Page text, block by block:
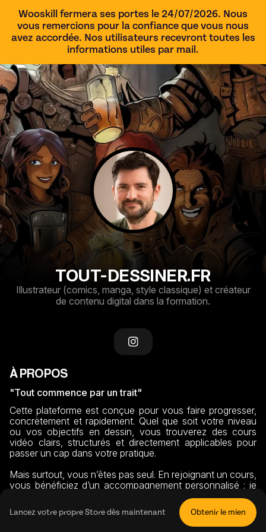
Wooskill fermera ses portes le 24/07/2026. Nous
vous remercions pour la confiance que vous nous
avez accordée. Nos utilisateurs recevront toutes les
informations utiles par mail.
TOUT-DESSINER.FR
Illustrateur (comics, manga, style classique) et créateur
de contenu digital dans la formation.
À PROPOS
"Tout commence par un trait"
Cette plateforme est conçue pour vous faire progresser,
concrètement et rapidement. Quel que soit votre niveau
ou vos objectifs en dessin, vous trouverez des cours
vidéo clairs, structurés et directement applicables pour
passer un cap dans votre pratique.
Mais surtout, vous n’êtes pas seul. En rejoignant un cours,
vous bénéficiez d’un accompagnement personnalisé : je
vous guide, je réponds à vos questions et je vous donne
des retours précis sur vos dessins pour vous aider à vous
améliorer en continu.
Lancez votre propre Store dès maintenant Obtenir le mien